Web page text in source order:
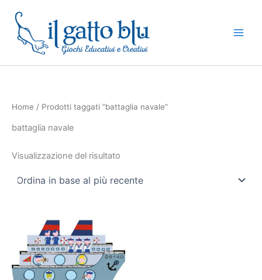
contenuto
Home / Prodotti taggati “battaglia navale”
battaglia navale
Visualizzazione del risultato